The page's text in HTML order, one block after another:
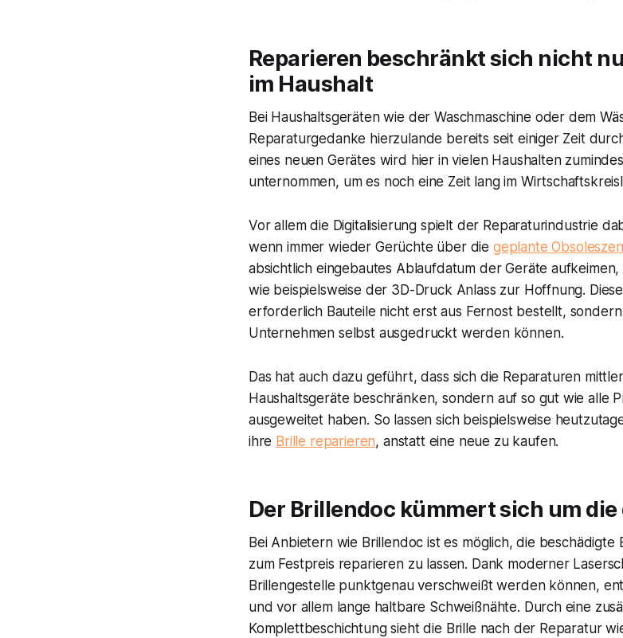
Reparieren beschränkt sich nicht
im Haushalt
Bei Haushaltsgeräten wie der Waschmaschine oder dem
Reparaturgedanke hierzulande bereits seit einiger Zeit
eines neuen Gerätes wird hier in vielen Haushalten
unternommen, um es noch eine Zeit lang im
Vor allem die Digitalisierung spielt der Reparaturindustrie
wenn immer wieder Gerüchte über die geplante
absichtlich eingebautes Ablaufdatum der Geräte
wie beispielsweise der 3D-Druck Anlass zur Hoffnung.
erforderlich Bauteile nicht erst aus Fernost bestellt,
Unternehmen selbst ausgedruckt werden können.
Das hat auch dazu geführt, dass sich die Reparaturen
Haushaltsgeräte beschränken, sondern auf so gut wie alle
ausgeweitet haben. So lassen sich beispielsweise
ihre Brille reparieren, anstatt eine neue zu kaufen.
Der Brillendoc kümmert sich um
Bei Anbietern wie Brillendoc ist es möglich, die beschädigte
zum Festpreis reparieren zu lassen. Dank moderner
Brillengestelle punktgenau verschweißt werden können,
und vor allem lange haltbare Schweißnähte. Durch eine
Komplettbeschichtung sieht die Brille nach der Reparatur